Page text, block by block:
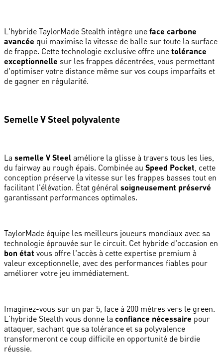
L'hybride TaylorMade Stealth intègre une face carbone
avancée qui maximise la vitesse de balle sur toute la surface
de frappe. Cette technologie exclusive offre une tolérance
exceptionnelle sur les frappes décentrées, vous permettant
d'optimiser votre distance même sur vos coups imparfaits et
de gagner en régularité.
Semelle V Steel polyvalente
La semelle V Steel améliore la glisse à travers tous les lies,
du fairway au rough épais. Combinée au Speed Pocket , cette
conception préserve la vitesse sur les frappes basses tout en
facilitant l'élévation. État général soigneusement préservé
garantissant performances optimales.
TaylorMade équipe les meilleurs joueurs mondiaux avec sa
technologie éprouvée sur le circuit. Cet hybride d'occasion en
bon état vous offre l'accès à cette expertise premium à
valeur exceptionnelle, avec des performances fiables pour
améliorer votre jeu immédiatement.
Imaginez-vous sur un par 5, face à 200 mètres vers le green.
L'hybride Stealth vous donne la confiance nécessaire pour
attaquer, sachant que sa tolérance et sa polyvalence
transformeront ce coup difficile en opportunité de birdie
réussie.